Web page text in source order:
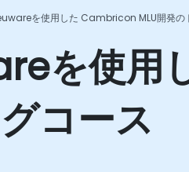
を使用した Cambricon MLU開発の
を使
コース